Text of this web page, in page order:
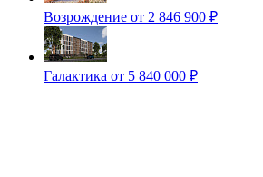
Возрождение от 2 846 900 ₽
Галактика от 5 840 000 ₽